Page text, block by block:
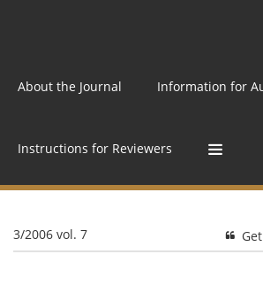
About the Journal Information for
Instructions for Reviewers
3/2006 vol. 7